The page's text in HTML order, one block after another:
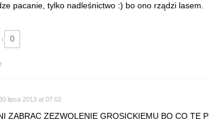
pacanie, tylko nadleśnictwo :) bo ono rządzi lasem.
0
lipca 2013 at 07:02
ZABRAC ZEZWOLENIE GROSICKIEMU BO CO TE